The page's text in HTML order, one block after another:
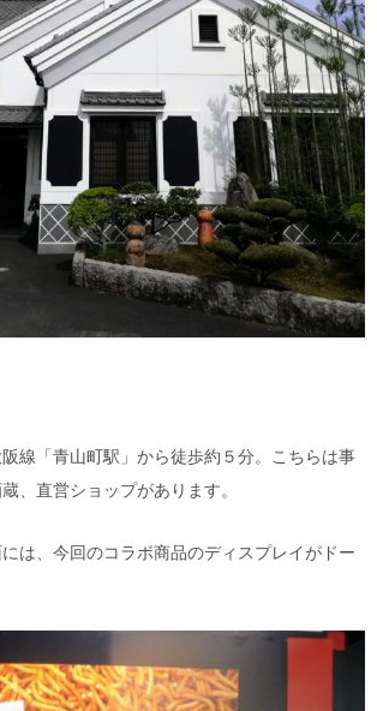
線「青山町駅」から徒歩約５分。こちらは事
、直営ショップがあります。
は、今回のコラボ商品のディスプレイがドー